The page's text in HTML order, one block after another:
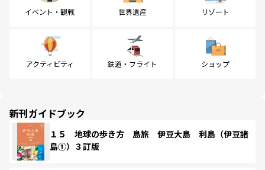
イベント・観戦 世界遺産 リゾート
アクティビティ 鉄道・フライト ショップ
新刊ガイドブック
１５ 地球の歩き方 島旅 伊豆大島 利島（伊豆諸
島①）３訂版